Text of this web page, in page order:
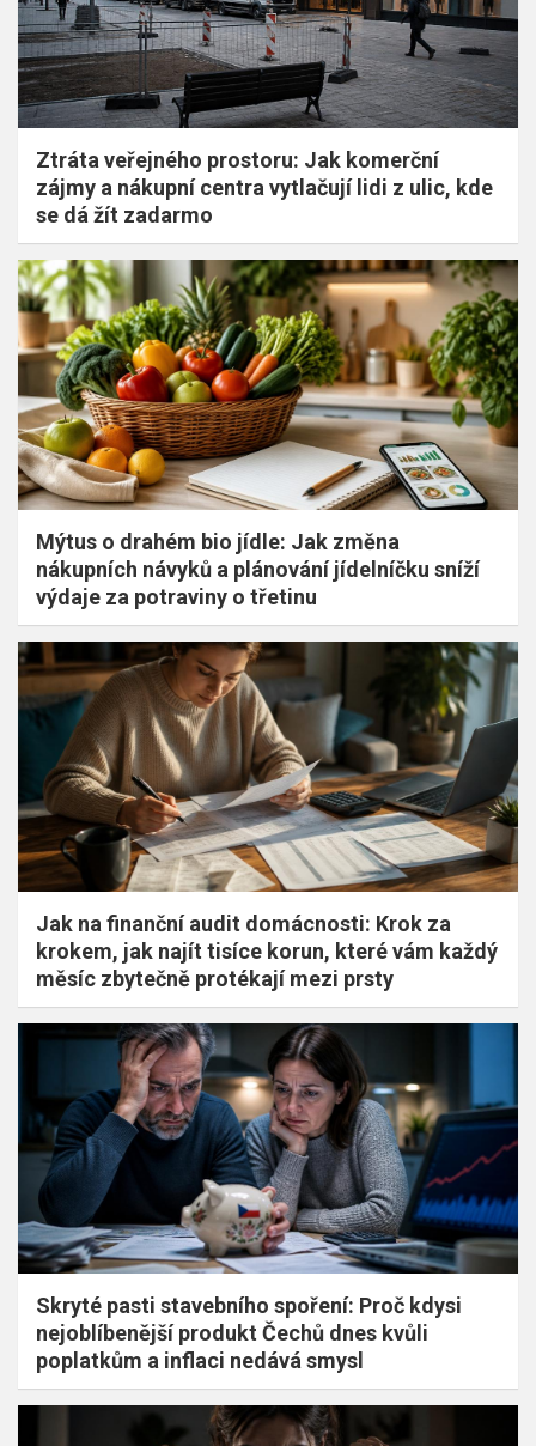
Ztráta veřejného prostoru: Jak komerční
zájmy a nákupní centra vytlačují lidi z ulic, kde
se dá žít zadarmo
Mýtus o drahém bio jídle: Jak změna
nákupních návyků a plánování jídelníčku sníží
výdaje za potraviny o třetinu
Jak na finanční audit domácnosti: Krok za
krokem, jak najít tisíce korun, které vám každý
měsíc zbytečně protékají mezi prsty
Skryté pasti stavebního spoření: Proč kdysi
nejoblíbenější produkt Čechů dnes kvůli
poplatkům a inflaci nedává smysl